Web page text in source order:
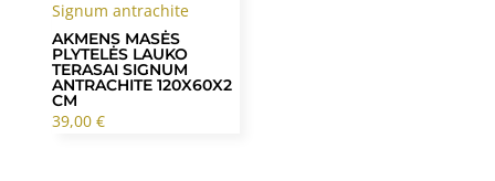
AKMENS MASĖS
PLYTELĖS LAUKO
TERASAI SIGNUM
ANTRACHITE 120X60X2
CM
39,00 €